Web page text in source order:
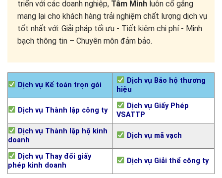
triển với các doanh nghiệp, Tâm Minhluôn cố gắng
mang lại cho khách hàng trải nghiệm chất lượng dịch vụ
tốt nhất với: Giải pháp tối ưu - Tiết kiệm chi phí - Minh
bạch thông tin – Chuyên môn đảm bảo.
Dịch vụ Kế toán trọn gói
Dịch vụ Bảo hộ thương
hiệu
Dịch vụ Thành lập công ty
Dịch vụ Giấy Phép
VSATTP
Dịch vụ Thành lập hộ kinh
doanh
Dịch vụ mã vạch
Dịch vụ Thay đổi giấy
phép kinh doanh
Dịch vụ Giải thể công ty